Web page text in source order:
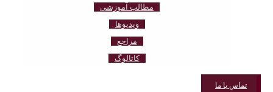
مطالب آموزشی
ویدیوها
مراجع
کاتالوگ
تماس با ما